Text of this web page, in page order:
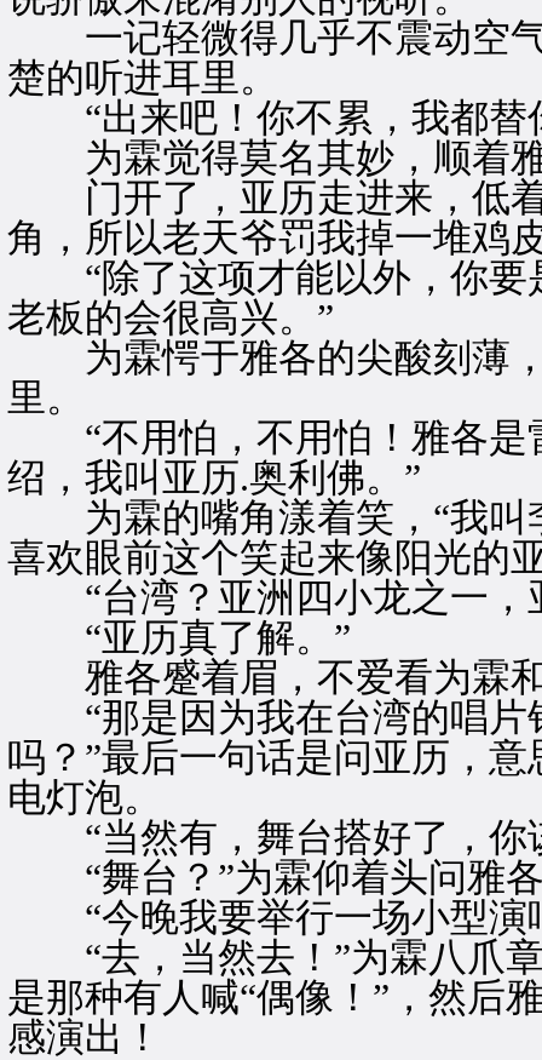
一记轻微得几乎不震动空气
楚的听进耳里。
“出来吧！你不累，我都替
为霖觉得莫名其妙，顺着雅
门开了，亚历走进来，低着
角，所以老天爷罚我掉一堆鸡
“除了这项才能以外，你要
老板的会很高兴。”
为霖愕于雅各的尖酸刻薄，
里。
“不用怕，不用怕！雅各是
绍，我叫亚历.奥利佛。”
为霖的嘴角漾着笑，“我叫
喜欢眼前这个笑起来像阳光的
“台湾？亚洲四小龙之一，
“亚历真了解。”
雅各蹙着眉，不爱看为霖
“那是因为我在台湾的唱片
吗？”最后一句话是问亚历，
电灯泡。
“当然有，舞台搭好了，你
“舞台？”为霖仰着头问雅
“今晚我要举行一场小型演
“去，当然去！”为霖八爪章
是那种有人喊“偶像！”，然后
感演出！